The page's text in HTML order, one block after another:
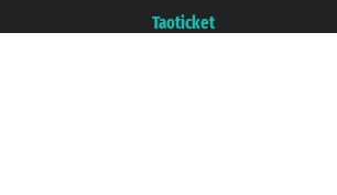
Taoticket